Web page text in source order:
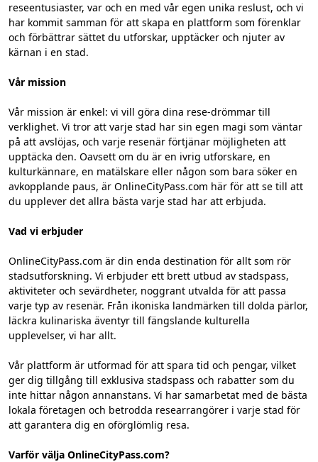
reseentusiaster, var och en med vår egen unika reslust, och vi
har kommit samman för att skapa en plattform som förenklar
och förbättrar sättet du utforskar, upptäcker och njuter av
kärnan i en stad.
Vår mission
Vår mission är enkel: vi vill göra dina rese-drömmar till
verklighet. Vi tror att varje stad har sin egen magi som väntar
på att avslöjas, och varje resenär förtjänar möjligheten att
upptäcka den. Oavsett om du är en ivrig utforskare, en
kulturkännare, en matälskare eller någon som bara söker en
avkopplande paus, är OnlineCityPass.com här för att se till att
du upplever det allra bästa varje stad har att erbjuda.
Vad vi erbjuder
OnlineCityPass.com är din enda destination för allt som rör
stadsutforskning. Vi erbjuder ett brett utbud av stadspass,
aktiviteter och sevärdheter, noggrant utvalda för att passa
varje typ av resenär. Från ikoniska landmärken till dolda pärlor,
läckra kulinariska äventyr till fängslande kulturella
upplevelser, vi har allt.
Vår plattform är utformad för att spara tid och pengar, vilket
ger dig tillgång till exklusiva stadspass och rabatter som du
inte hittar någon annanstans. Vi har samarbetat med de bästa
lokala företagen och betrodda researrangörer i varje stad för
att garantera dig en oförglömlig resa.
Varför välja OnlineCityPass.com?